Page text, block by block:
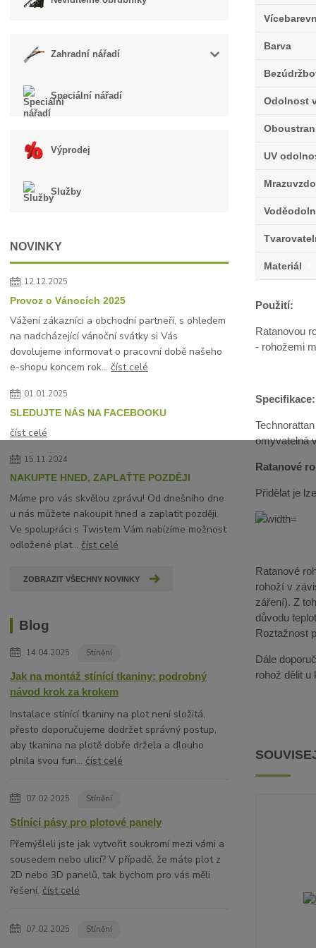
Zahradní nářadí
Speciální nářadí
Výprodej
Služby
NOVINKY
12.12.2025
Provoz o Vánocích 2025
Vážení zákazníci a obchodní partneři, s ohledem
na nadcházející vánoční svátky si Vás
dovolujeme informovat o pracovní době našeho
e-shopu koncem rok...číst celé
01.01.2025
SLEDUJTE NÁS NA FACEBOOKU
číst celé
15.11.2024
NAKUPTE HNED, ZAPLAŤTE POZDĚJI
Máme pro vás skvělou zprávu! Od dnešního dne
u nás můžete nakoupit hned a zaplatit později.
Ve spolupráci s Twistem Vám nabízíme možnost
odložené plat...číst celé
ZOBRAZIT VŠECHNY NOVINKY
Blog
14.04.2025 Stínění
Jak na montáž stínící tkaniny: podrobný
návod krok za krokem
Instalace stínící tkaniny na plot není složitá,
přesto doporučujeme dodržet správný postup,
aby tkanina na plotě dobře držela a dlouho
plnila svou fun...číst celé
07.02.2025 Stínění
Stínící pásy pro plotové panely
Přemýšleli jste jak vytvořit soukromí mezi vámi a
sousedem nebo ulicí? V případě, že máte plot z
2D nebo 3D panelů, tak bychom pro vás měli
řešení.číst celé
07.02.2025 Stínění
Barva
Odolnost
UV
Materiál
Použití:
Ratanovou
- rohožemi
Specifikace:
omyvatelná
Ratanové
Přidělat je
Ratanové
rohoží v
záření). Z
důvodu
Roztažnost
Dále
rohož dělit u